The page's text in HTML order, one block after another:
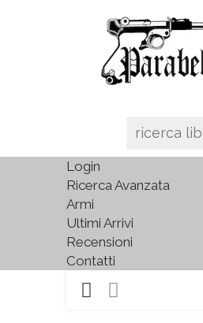
Login
Ricerca Avanzata
Armi
Ultimi Arrivi
Recensioni
Contatti